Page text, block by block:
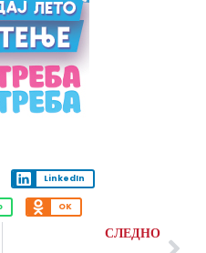
LinkedIn
OK
СЛЕДНО